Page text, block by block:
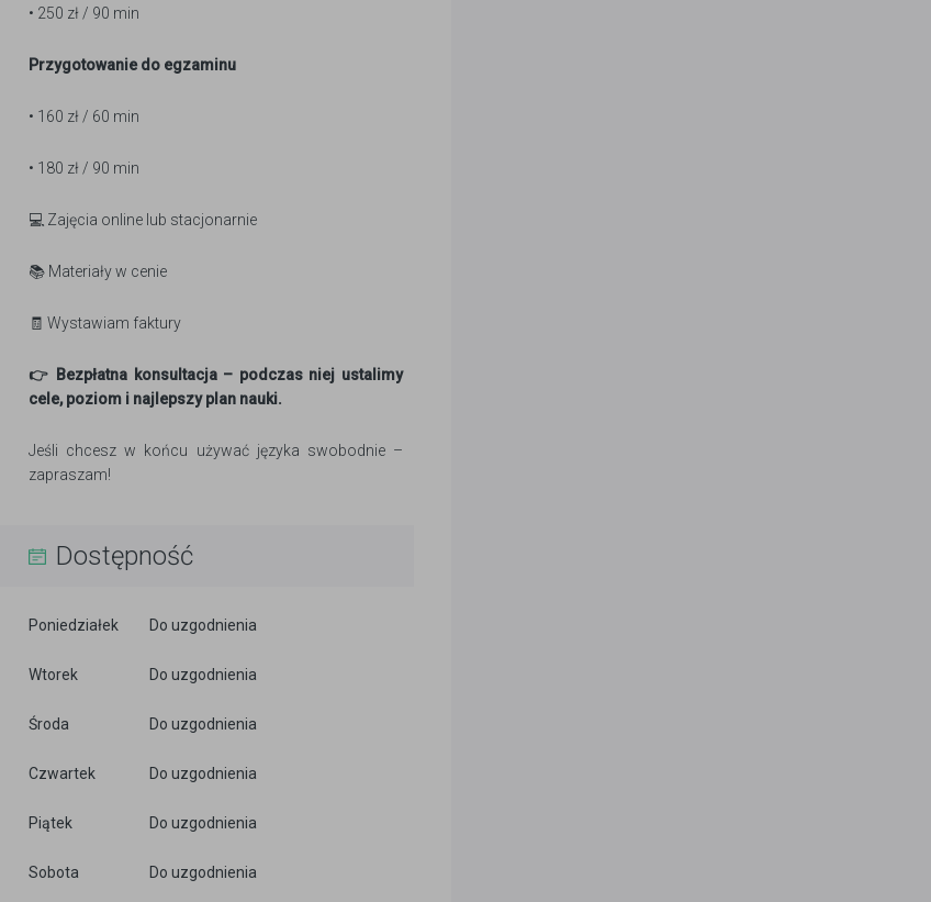
• 250 zł / 90 min
Przygotowanie do egzaminu
• 160 zł / 60 min
• 180 zł / 90 min
💻 Zajęcia online lub stacjonarnie
📚 Materiały w cenie
🧾 Wystawiam faktury
👉 Bezpłatna konsultacja – podczas niej ustalimy
cele, poziom i najlepszy plan nauki.
Jeśli chcesz w końcu używać języka swobodnie –
zapraszam!
Dostępność
Poniedziałek Do uzgodnienia
Wtorek Do uzgodnienia
Środa Do uzgodnienia
Czwartek Do uzgodnienia
Piątek Do uzgodnienia
Sobota Do uzgodnienia